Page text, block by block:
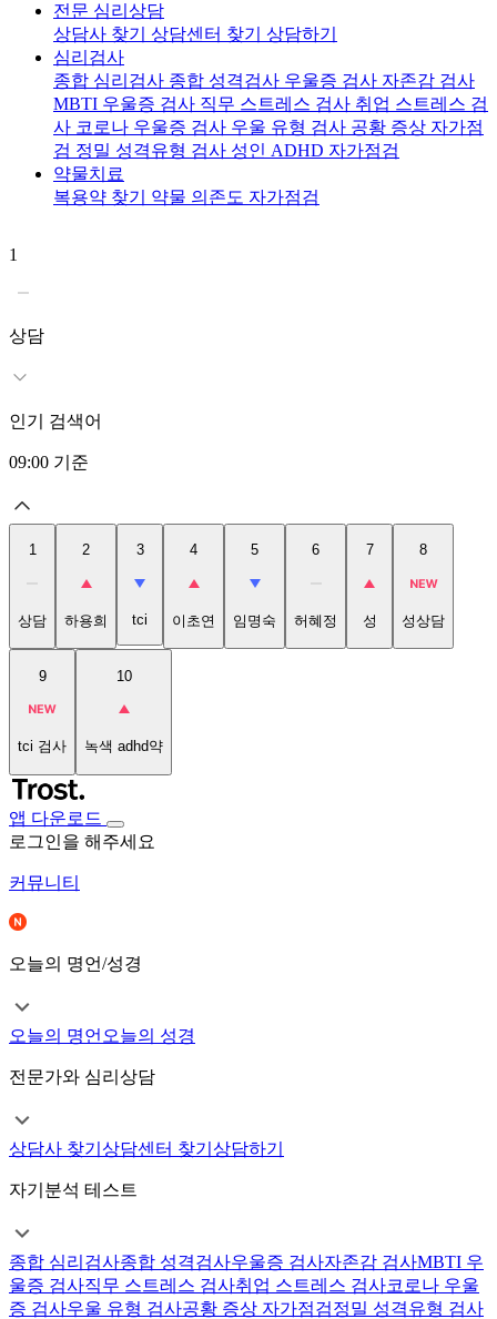
전문 심리상담
상담사 찾기 상담센터 찾기 상담하기
심리검사
종합 심리검사 종합 성격검사 우울증 검사 자존감 검사
MBTI 우울증 검사 직무 스트레스 검사 취업 스트레스 검
사 코로나 우울증 검사 우울 유형 검사 공황 증상 자가점
검 정밀 성격유형 검사 성인 ADHD 자가점검
약물치료
복용약 찾기 약물 의존도 자가점검
1
상담
인기 검색어
09:00 기준
1
상담
2
하용희
3
tci
4
이초연
5
임명숙
6
허혜정
7
성
8
성상담
9
tci 검사
10
녹색 adhd약
앱 다운로드
로그인을 해주세요
커뮤니티
오늘의 명언/성경
오늘의 명언 오늘의 성경
전문가와 심리상담
상담사 찾기 상담센터 찾기 상담하기
자기분석 테스트
종합 심리검사종합 성격검사우울증 검사자존감 검사MBTI 우
울증 검사직무 스트레스 검사취업 스트레스 검사코로나 우울
증 검사우울 유형 검사공황 증상 자가점검정밀 성격유형 검사